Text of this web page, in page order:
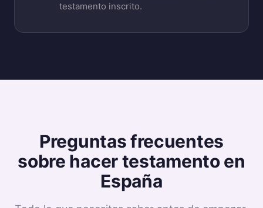
testamento inscrito.
Preguntas frecuentes
sobre hacer testamento en
España